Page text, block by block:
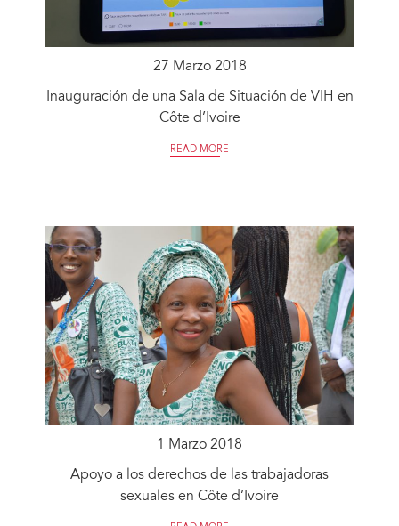
27 Marzo 2018
Inauguración de una Sala de Situación de VIH en
Côte d’Ivoire
READ MORE
1 Marzo 2018
Apoyo a los derechos de las trabajadoras
sexuales en Côte d’Ivoire